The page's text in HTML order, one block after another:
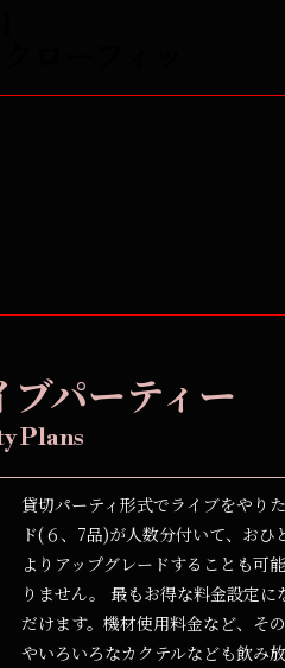
ブパーティー
Plans
貸切パーティ形式でライブをやり
ド(６、7品)が人数分付いて、おひ
よりアップグレードすることも可
りません。 最もお得な料金設定
だけます。機材使用料金など、そ
やいろいろなカクテルなども飲み